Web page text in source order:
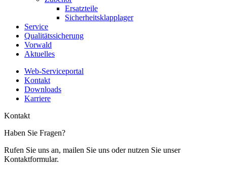
Ersatzteile
Sicherheitsklapplager
Service
Qualitätssicherung
Vorwald
Aktuelles
Web-Serviceportal
Kontakt
Downloads
Karriere
Kontakt
Haben Sie Fragen?
Rufen Sie uns an, mailen Sie uns oder nutzen Sie unser
Kontaktformular.